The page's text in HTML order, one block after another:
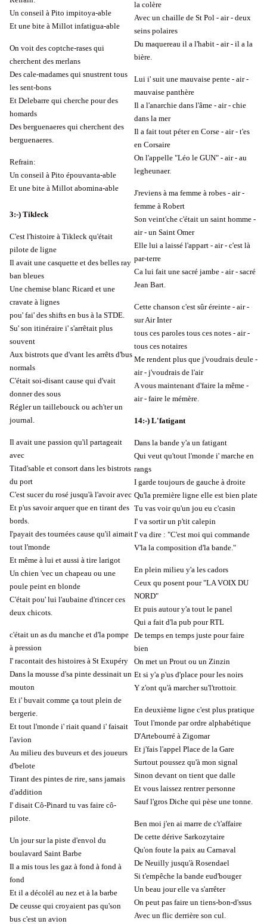
Un conseil à Pito impitoya-able
Et une bite à Millot infatigua-able
On voit des coptche-rases qui
cherchent des merlans
Des cale-madames qui snustrent tous
les sent-bons
Et Delebarre qui cherche pour des
homards
Des berguenaeres qui cherchent des
berguenaeres.
Refrain:
Un conseil à Pito épouvanta-able
Et une bite à Millot abomina-able
3:-) Tikleck
C'est l'histoire à Tikleck qu'était
pilote de ligne
Il avait une casquette et des belles ray
ban bleues
Une chemise blanc Ricard et une
cravate à lignes
pou' fai' des shifts en bus à la STDE.
Su' son itinéraire i' s'arrêtait plus
souvent
Aux bistrots que d'vant les arrêts d'bus
normals
C'était soi-disant cause qui d'vait
donner des sous
Régler un taillebouck ou ach'ter un
journal.
Il avait une passion qu'il partageait
avec
Titad'sable et consort dans les bistrots
du port
C'est sucer du rosé jusqu'à l'avoir avec
Et p'us savoir arquer que en tirant des
bords.
I'payait des tournées cause qu'il aimait
tout l'monde
Et même à lui et aussi à tire larigot
Un chien 'vec un chapeau ou une
poule peint en blonde
C'était pou' lui l'aubaine d'rincer ces
deux chicots.
c'était un as du manche et d'la pompe
à pression
I' racontait des histoires à St Exupéry
Dans la mousse d'sa pinte dessinait un
mouton
Et i' buvait comme ça tout plein de
bergerie.
Et tout l'monde i' riait quand i' faisait
l'avion
Au milieu des buveurs et des joueurs
d'belote
Tirant des pintes de rire, sans jamais
d'addition
I' disait Cô-Pinard tu vas faire cô-
pilote.
Un jour sur la piste d'envol du
boulavard Saint Barbe
Il a mis tous les gaz à fond à fond à
fond
Et il a décolél au nez et à la barbe
De ceusse qui croyaient pas qu'son
bus c'est un avion
la colère
Avec un chaille de St Pol - air - deux
seins polaires
Du maquereau il a l'habit - air - il a la
bière.
Lui i' suit une mauvaise pente - air -
mauvaise panthère
Il a l'anarchie dans l'âme - air - chie
dans la mer
Il a fait tout péter en Corse - air - t'es
en Corsaire
On l'appelle "Léo le GUN" - air - au
legheunaer.
J'reviens à ma femme à robes - air -
femme à Robert
Son veint'che c'était un saint homme -
air - un Saint Omer
Elle lui a laissé l'appart - air - c'est là
par-terre
Ca lui fait une sacré jambe - air - sacré
Jean Bart.
Cette chanson c'est sûr éreinte - air -
sur Air Inter
tous ces paroles tous ces notes - air -
tous ces notaires
Me rendent plus que j'voudrais deule -
air - j'voudrais de l'air
A vous maintenant d'faire la même -
air - faire le mémère.
14:-) L'fatigant
Dans la bande y'a un fatigant
Qui veut qu'tout l'monde i' marche en
rangs
I garde toujours de gauche à droite
Qu'la première ligne elle est bien plate
Tu vas voir qu'un jou eu c'casin
I' va sortir un p'tit calepin
I' va dire : "C'est moi qui commande
V'la la composition d'la bande."
En plein milieu y'a les cadors
Ceux qu posent pour "LA VOIX DU
NORD"
Et puis autour y'a tout le panel
Qui a fait d'la pub pour RTL
De temps en temps juste pour faire
bien
On met un Prout ou un Zinzin
Et si y'a p'us d'place pour les noirs
Y z'ont qu'à marcher su'l'trottoir.
En deuxième ligne c'est plus pratique
Tout l'monde par ordre alphabétique
D'Artebourré à Zigomar
Et j'fais l'appel Place de la Gare
Surtout poussez qu'à mon signal
Sinon devant on tient que dalle
Et vous laissez rentrer personne
Sauf l'gros Diche qui pèse une tonne.
Ben moi j'en ai marre de c't'affaire
De cette dérive Sarkozytaire
Qu'on foute la paix au Carnaval
De Neuilly jusqu'à Rosendael
Si t'empêche la bande eud'bouger
Un beau jour elle va s'arrêter
On peut pas faire un tiens-bon-d'ssus
Avec un flic derrière son cul.